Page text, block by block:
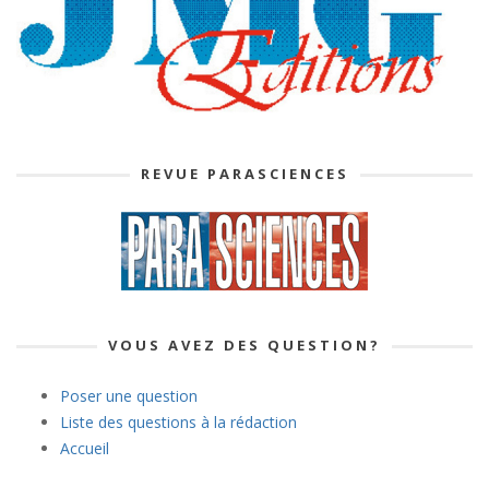
REVUE PARASCIENCES
VOUS AVEZ DES QUESTION?
Poser une question
Liste des questions à la rédaction
Accueil